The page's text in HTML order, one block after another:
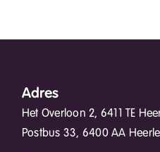
Adres
Het Overloon 2, 6411 TE
Postbus 33, 6400 AA